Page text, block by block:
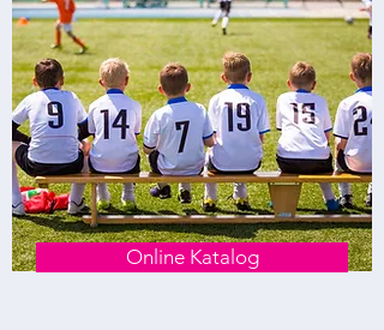
Online Katalog